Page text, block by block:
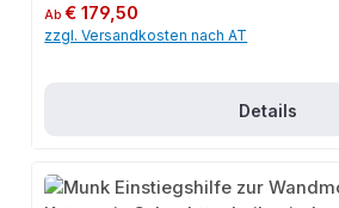
Regulärer Preis:
Ab€ 179,50
zzgl. Versandkosten nach AT
Details